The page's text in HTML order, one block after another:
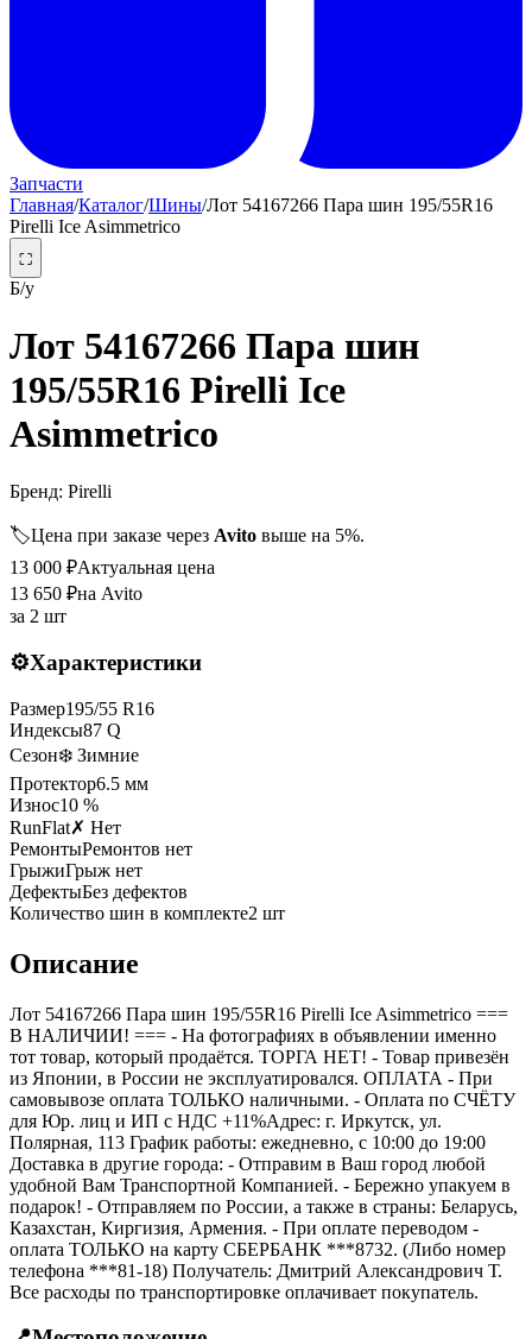
Запчасти
Главная/Каталог/Шины/Лот 54167266 Пара шин 195/55R16
Pirelli Ice Asimmetrico
⛶
Б/у
Лот 54167266 Пара шин
195/55R16 Pirelli Ice
Asimmetrico
Бренд: Pirelli
🏷️Цена при заказе через Avito выше на 5%.
13 000 ₽Актуальная цена
13 650 ₽на Avito
за 2 шт
⚙️Характеристики
Размер195/55 R16
Индексы87 Q
Сезон❄️ Зимние
Протектор6.5 мм
Износ10 %
RunFlat✗ Нет
РемонтыРемонтов нет
ГрыжиГрыж нет
ДефектыБез дефектов
Количество шин в комплекте2 шт
Описание
Лот 54167266 Пара шин 195/55R16 Pirelli Ice Asimmetrico ===
B НАЛИЧИИ! === - На фотографиях в объявлении именно
тот товар, который продаётся. ТОРГА НЕТ! - Товар привезён
из Японии, в России не эксплуатировался. ОПЛАТА - При
самовывозе оплата ТОЛЬКО наличными. - Оплата по СЧЁТУ
для Юр. лиц и ИП с НДС +11%Адрес: г. Иркутск, ул.
Полярная, 113 График работы: ежедневно, с 10:00 до 19:00
Доставка в другие города: - Отправим в Ваш город любой
удобной Вам Транспортной Компанией. - Бережно упакуем в
подарок! - Отправляем по России, а также в страны: Беларусь,
Казахстан, Киргизия, Армения. - При оплате переводом -
оплата ТОЛЬКО на карту СБЕРБАНК ***8732. (Либо номер
телефона ***81-18) Получатель: Дмитрий Александрович Т.
Все расходы по транспортировке оплачивает покупатель.